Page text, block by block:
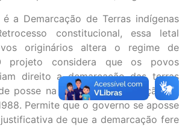
a Demarcação de Terras indígenas
constitucional, essa letal
originários altera o regime de
projeto considera que os povos
direito a demarcação das terras
posse na data da promulgação da
Permite que o governo se aposse
de que a demarcação fere